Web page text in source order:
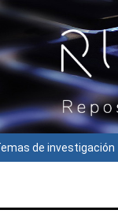
de investigación